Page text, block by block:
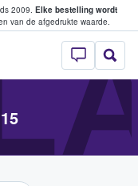
2009. Elke bestelling wordt
van de afgedrukte waarde.
StubHub: waar